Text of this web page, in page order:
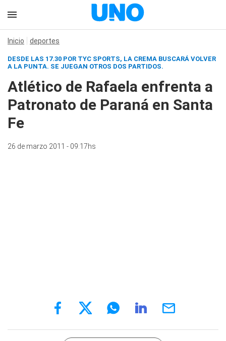
Inicio deportes
DESDE LAS 17.30 POR TYC SPORTS, LA CREMA BUSCARÁ VOLVER
A LA PUNTA. SE JUEGAN OTROS DOS PARTIDOS.
Atlético de Rafaela enfrenta a
Patronato de Paraná en Santa
Fe
26 de marzo 2011 - 09:17hs